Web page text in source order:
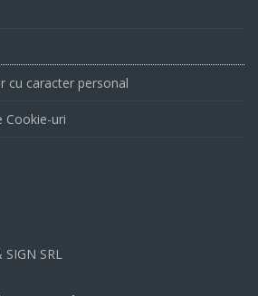
cu caracter personal
Cookie-uri
SIGN SRL